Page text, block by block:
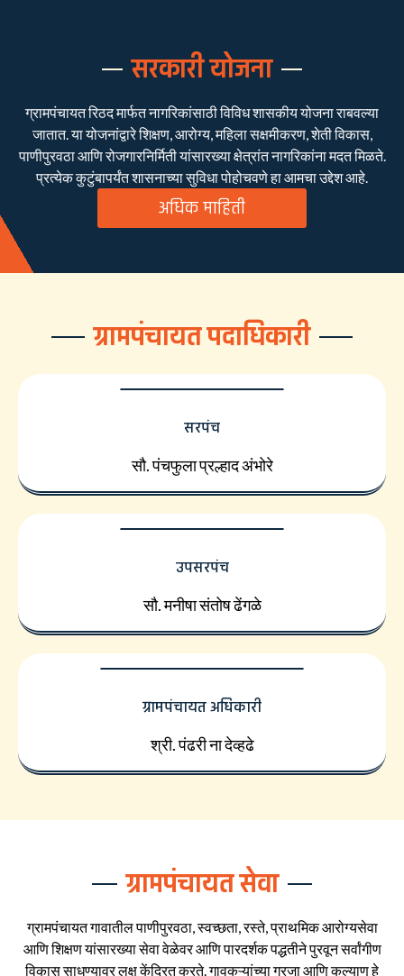
सरकारी योजना
ग्रामपंचायत रिठद मार्फत नागरिकांसाठी विविध शासकीय योजना राबवल्या
जातात. या योजनांद्वारे शिक्षण, आरोग्य, महिला सक्षमीकरण, शेती विकास,
पाणीपुरवठा आणि रोजगारनिर्मिती यांसारख्या क्षेत्रांत नागरिकांना मदत मिळते.
प्रत्येक कुटुंबापर्यंत शासनाच्या सुविधा पोहोचवणे हा आमचा उद्देश आहे.
अधिक माहिती
ग्रामपंचायत पदाधिकारी
सरपंच
सौ. पंचफुला प्रल्हाद अंभोरे
उपसरपंच
सौ. मनीषा संतोष ढेंगळे
ग्रामपंचायत अधिकारी
श्री. पंढरी ना देव्हढे
ग्रामपंचायत सेवा
ग्रामपंचायत गावातील पाणीपुरवठा, स्वच्छता, रस्ते, प्राथमिक आरोग्यसेवा
आणि शिक्षण यांसारख्या सेवा वेळेवर आणि पारदर्शक पद्धतीने पुरवून सर्वांगीण
विकास साधण्यावर लक्ष केंद्रित करते. गावकऱ्यांच्या गरजा आणि कल्याण हे